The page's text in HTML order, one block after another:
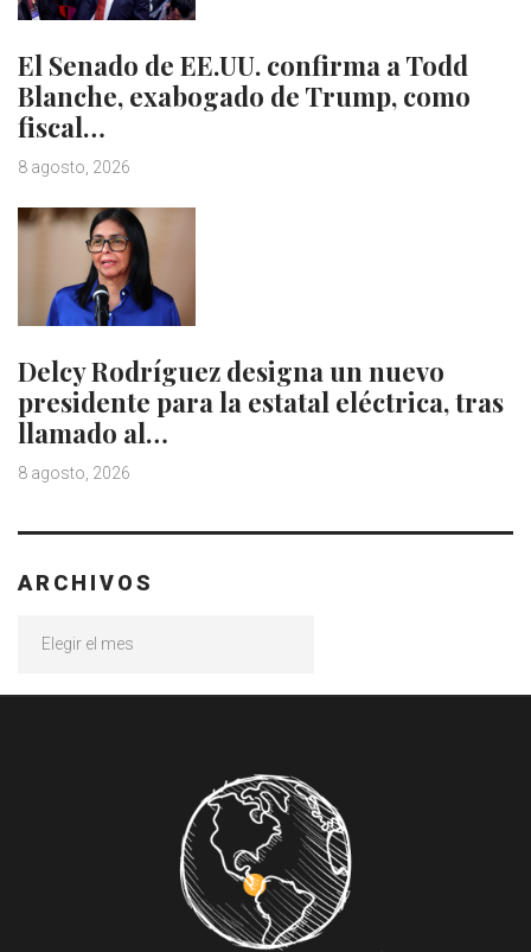
El Senado de EE.UU. confirma a Todd
Blanche, exabogado de Trump, como
fiscal…
8 agosto, 2026
Delcy Rodríguez designa un nuevo
presidente para la estatal eléctrica, tras
llamado al…
8 agosto, 2026
ARCHIVOS